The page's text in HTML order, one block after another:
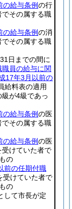
給与条例の行
その属する職
給与条例の消
その属する職
日までの間に
員の給与に関
17年3月以前の
給料表の適用
が4級であっ
給与条例の医
その属する職
給与条例の医
けていた者で
の
前の任期付職
受けていた者で
の
して市長が定